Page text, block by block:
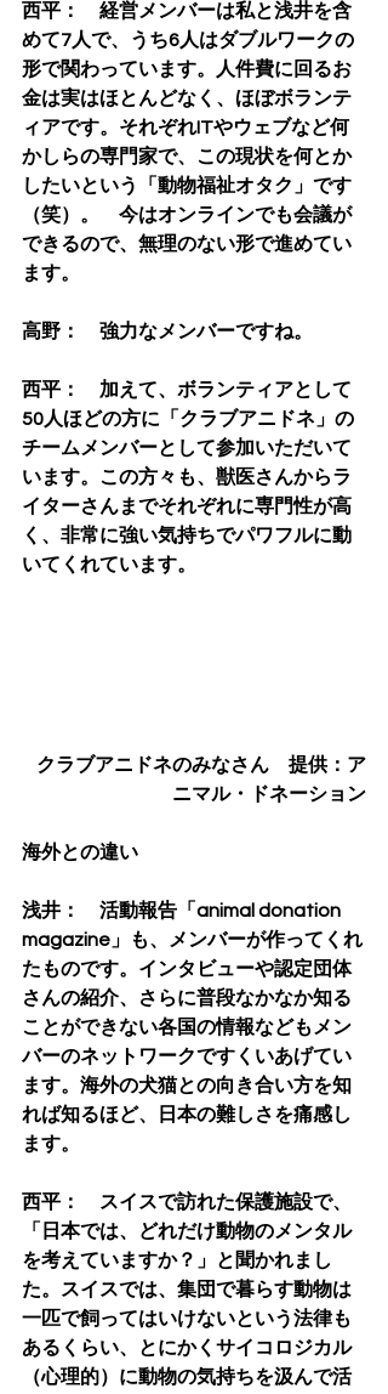
西平：　経営メンバーは私と浅井を含
めて7人で、うち6人はダブルワークの
形で関わっています。人件費に回るお
金は実はほとんどなく、ほぼボランテ
ィアです。それぞれITやウェブなど何
かしらの専門家で、この現状を何とか
したいという「動物福祉オタク」です
（笑）。　今はオンラインでも会議が
できるので、無理のない形で進めてい
ます。
高野：　強力なメンバーですね。
西平：　加えて、ボランティアとして
50人ほどの方に「クラブアニドネ」の
チームメンバーとして参加いただいて
います。この方々も、獣医さんからラ
イターさんまでそれぞれに専門性が高
く、非常に強い気持ちでパワフルに動
いてくれています。
クラブアニドネのみなさん　提供：ア
ニマル・ドネーション
海外との違い
浅井：　活動報告「animal donation
magazine」も、メンバーが作ってくれ
たものです。インタビューや認定団体
さんの紹介、さらに普段なかなか知る
ことができない各国の情報などもメン
バーのネットワークですくいあげてい
ます。海外の犬猫との向き合い方を知
れば知るほど、日本の難しさを痛感し
ます。
西平：　スイスで訪れた保護施設で、
「日本では、どれだけ動物のメンタル
を考えていますか？」と聞かれまし
た。スイスでは、集団で暮らす動物は
一匹で飼ってはいけないという法律も
あるくらい、とにかくサイコロジカル
（心理的）に動物の気持ちを汲んで活